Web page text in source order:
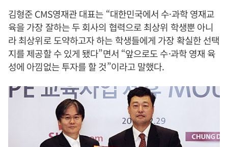
김형준 CMS영재관 대표는 “대한민국에서 수·과학 영재교
육을 가장 잘하는 두 회사의 협력으로 최상위 학생뿐 아니
라 최상위로 도약하고자 하는 학생들에게 가장 확실한 선택
지를 제공할 수 있게 됐다”면서 “앞으로도 수·과학 영재 육
성에 아낌없는 투자를 할 것”이라고 말했다.